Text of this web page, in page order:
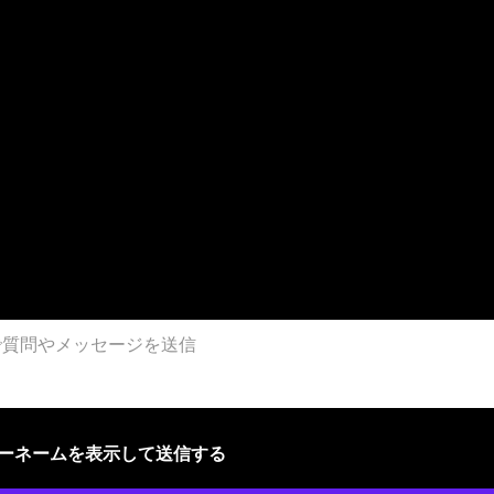
ネームを表示して送信する